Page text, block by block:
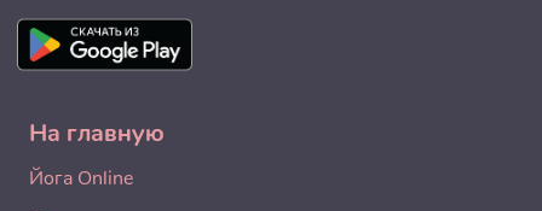
На главную
Йога Online